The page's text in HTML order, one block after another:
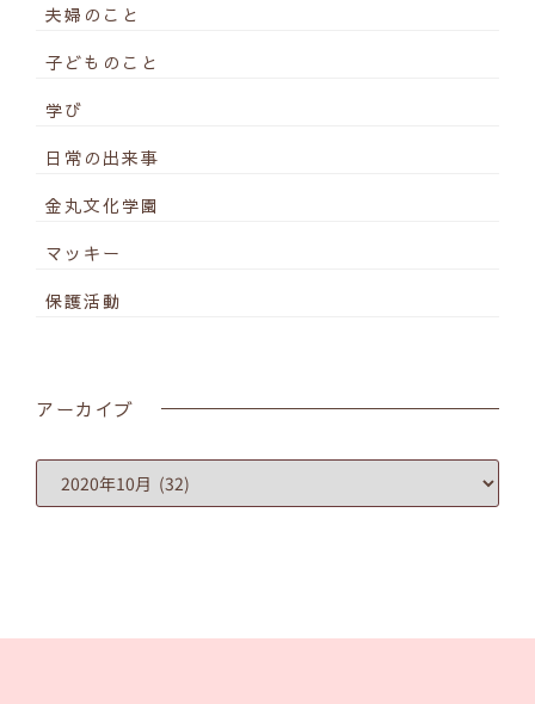
夫婦のこと
子どものこと
学び
日常の出来事
金丸文化学園
マッキー
保護活動
アーカイブ